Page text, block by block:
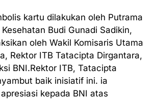
kartu dilakukan oleh Putrama
Budi Gunadi Sadikin,
oleh Wakil Komisaris Utama
Rektor ITB Tatacipta Dirgantara,
BNI.Rektor ITB, Tatacipta
baik inisiatif ini. ia
kepada BNI atas